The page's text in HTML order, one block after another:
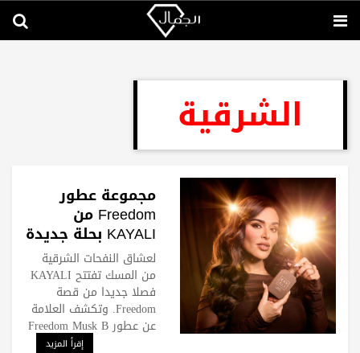
الشرقية
مجموعة عطور
Freedom من
KAYALI بحلة جديدة
لعشاق المسك
لعشاق النفحات الشرقية
من المسك تفتتح KAYALI
فصلا جديدا من قصة
Freedom. وتكشف العلامة
عن عطور Freedom Musk B
إقرأ المزيد